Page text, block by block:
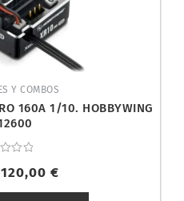
Y COMBOS
160A 1/10. HOBBYWING
120,00 €